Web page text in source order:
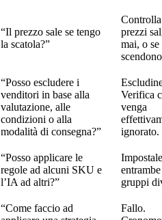
“Il prezzo sale se tengo
la scatola?”
prezzi
mai, o se
“Posso escludere i
venditori in base alla
valutazione, alle
condizioni o alla
modalità di consegna?”
Verifica
venga
ignorato.
“Posso applicare le
regole ad alcuni SKU e
l’IA ad altri?”
Impostale
gruppi
“Come faccio ad
Fallo.